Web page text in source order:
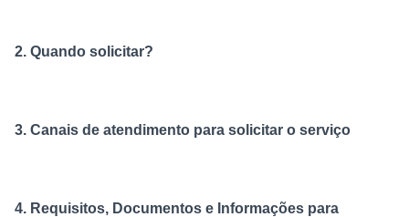
2. Quando solicitar?
3. Canais de atendimento para solicitar o serviço
4. Requisitos, Documentos e Informações para